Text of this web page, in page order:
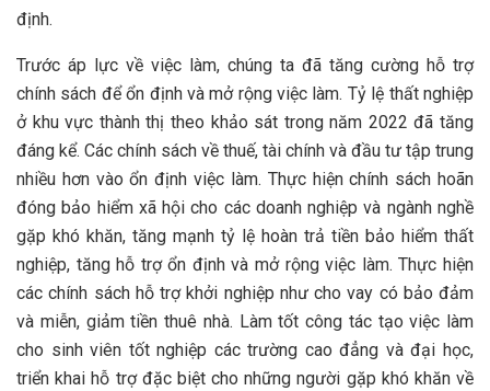
định.
Trước áp lực về việc làm, chúng ta đã tăng cường hỗ trợ
chính sách để ổn định và mở rộng việc làm. Tỷ lệ thất nghiệp
ở khu vực thành thị theo khảo sát trong năm 2022 đã tăng
đáng kể. Các chính sách về thuế, tài chính và đầu tư tập trung
nhiều hơn vào ổn định việc làm. Thực hiện chính sách hoãn
đóng bảo hiểm xã hội cho các doanh nghiệp và ngành nghề
gặp khó khăn, tăng mạnh tỷ lệ hoàn trả tiền bảo hiểm thất
nghiệp, tăng hỗ trợ ổn định và mở rộng việc làm. Thực hiện
các chính sách hỗ trợ khởi nghiệp như cho vay có bảo đảm
và miễn, giảm tiền thuê nhà. Làm tốt công tác tạo việc làm
cho sinh viên tốt nghiệp các trường cao đẳng và đại học,
triển khai hỗ trợ đặc biệt cho những người gặp khó khăn về